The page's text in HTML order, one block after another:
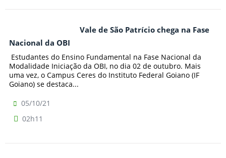
Vale de São Patrício chega na Fase
Nacional da OBI
Estudantes do Ensino Fundamental na Fase Nacional da
Modalidade Iniciação da OBI, no dia 02 de outubro. Mais
uma vez, o Campus Ceres do Instituto Federal Goiano (IF
Goiano) se destaca...
05/10/21
02h11